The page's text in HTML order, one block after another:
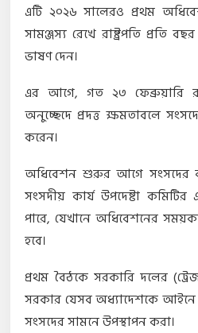
এটি ২০২৬ সালেরও প্রথম
সামঞ্জস্য রেখে রাষ্ট্রপতি প্রতি
ভাষণ দেন।
এর আগে, গত ২৩ ফেব্রুয়ারি
অনুচ্ছেদে প্রদত্ত ক্ষমতাবলে
করেন।
অধিবেশন শুরুর আগে সংসদের
সংসদীয় কার্য উপদেষ্টা
পারে, যেখানে অধিবেশনের
হবে।
প্রথম বৈঠকে সরকারি দলের
সরকার যেসব অধ্যাদেশকে
সংসদের সামনে উপস্থাপন করা।